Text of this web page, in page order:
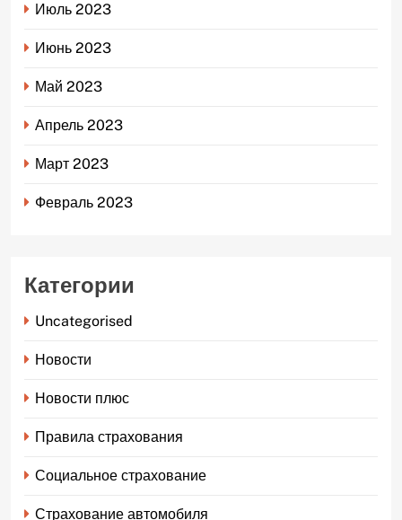
Июль 2023
Июнь 2023
Май 2023
Апрель 2023
Март 2023
Февраль 2023
Категории
Uncategorised
Новости
Новости плюс
Правила страхования
Социальное страхование
Страхование автомобиля